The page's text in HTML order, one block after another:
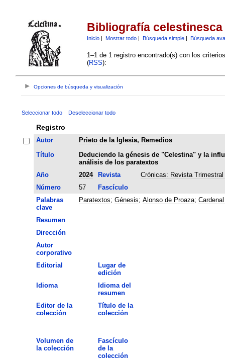
Bibliografía celestinesca
Inicio| Mostrar todo| Búsqueda simple| Búsqueda
1–1 de 1 registro encontrado(s) con los
(RSS):
Opciones de búsqueda y visualización
Seleccionar todo Deseleccionar todo
Registro
Autor
Prieto de la Iglesia, Remedios
Título
Deduciendo la génesis de "Celestina" y la
análisis de los paratextos
Año
2024 Revista
Crónicas: Revista
Número
57
Fascículo
Palabras
clave
Paratextos; Génesis; Alonso de Proaza;
Resumen
Dirección
Autor
corporativo
Editorial
Lugar de
edición
Idioma
Idioma del
resumen
Editor de la
colección
Título de la
colección
Volumen de
la colección
Fascículo
de la
colección